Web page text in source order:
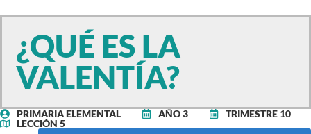
¿QUÉ ES LA
VALENTÍA?
PRIMARIA ELEMENTAL AÑO 3
TRIMESTRE 10
LECCIÓN 5